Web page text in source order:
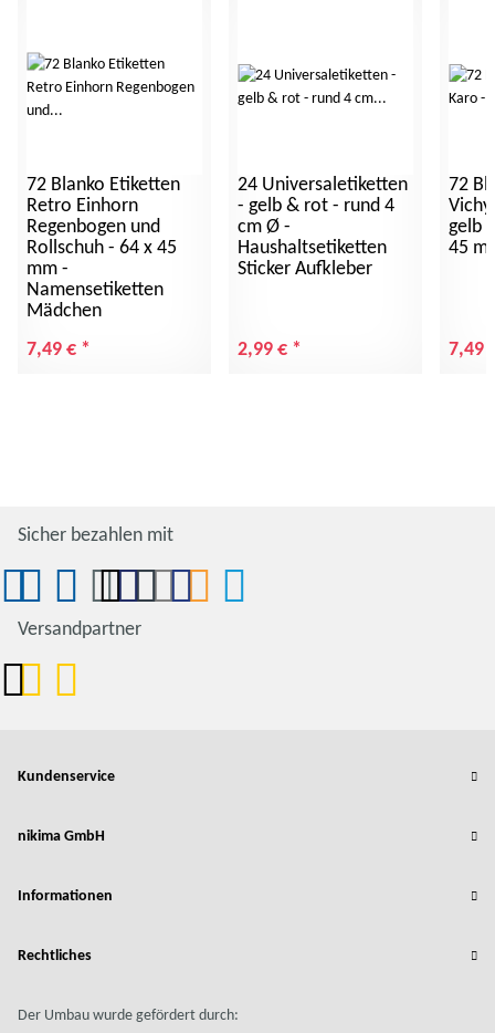
72 Blanko Etiketten
Retro Einhorn
Regenbogen und
Rollschuh - 64 x 45
mm -
Namensetiketten
Mädchen
7,49 € *
24 Universaletiketten
- gelb & rot - rund 4
cm Ø -
Haushaltsetiketten
Sticker Aufkleber
2,99 € *
72
gelb
45
7,49
Sicher bezahlen mit
Versandpartner
Kundenservice
nikima GmbH
Informationen
Rechtliches
Der Umbau wurde gefördert durch: